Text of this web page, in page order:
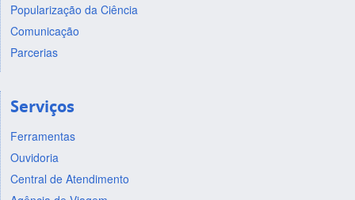
Popularização da Ciência
Comunicação
Parcerias
Serviços
Ferramentas
Ouvidoria
Central de Atendimento